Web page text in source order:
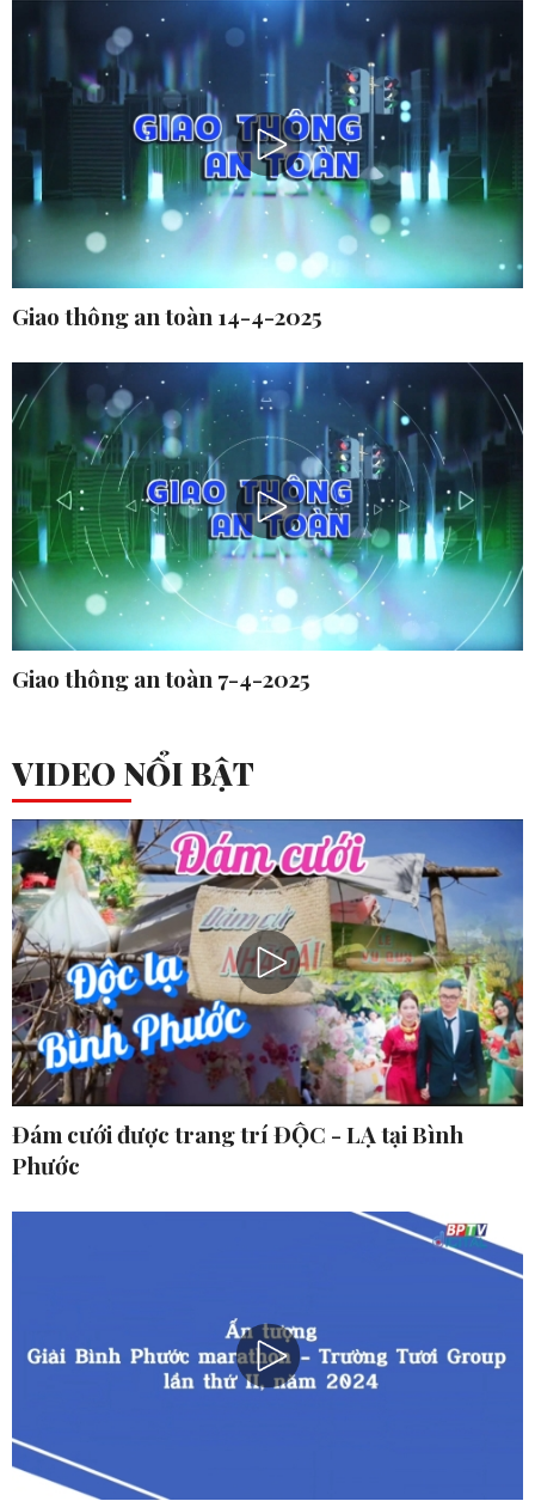
Giao thông an toàn 14-4-2025
Giao thông an toàn 7-4-2025
VIDEO NỔI BẬT
Đám cưới được trang trí ĐỘC - LẠ tại Bình
Phước